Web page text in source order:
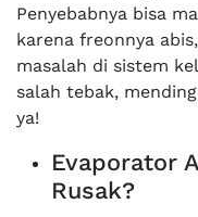
Penyebabnya bisa
karena freonnya
masalah di sistem
salah tebak,
ya!
Evaporator
Rusak?